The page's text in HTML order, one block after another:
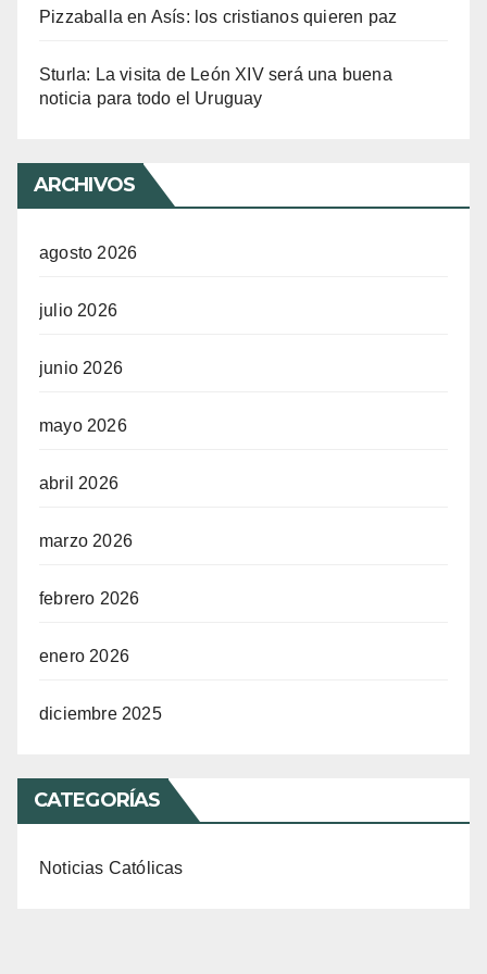
Pizzaballa en Asís: los cristianos quieren paz
Sturla: La visita de León XIV será una buena
noticia para todo el Uruguay
ARCHIVOS
agosto 2026
julio 2026
junio 2026
mayo 2026
abril 2026
marzo 2026
febrero 2026
enero 2026
diciembre 2025
CATEGORÍAS
Noticias Católicas